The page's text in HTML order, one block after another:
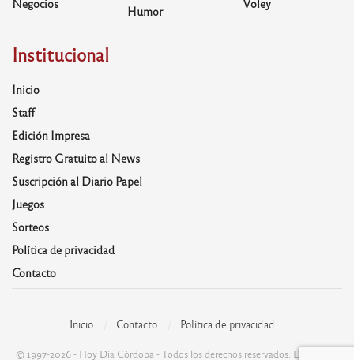
Negocios
Humor
Voley
Institucional
Inicio
Staff
Edición Impresa
Registro Gratuito al News
Suscripción al Diario Papel
Juegos
Sorteos
Política de privacidad
Contacto
Inicio Contacto Política de privacidad
© 1997-2026 - Hoy Día Córdoba - Todos los derechos reservados. Desarrolla: